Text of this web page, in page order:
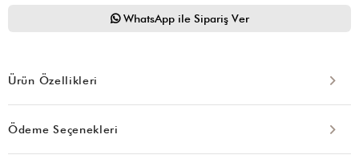
WhatsApp ile Sipariş Ver
Ürün Özellikleri
Ödeme Seçenekleri